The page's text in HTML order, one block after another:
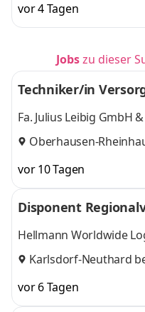
vor 4 Tagen
Jobszu dieser
Techniker/in
Fa. Julius Leibig GmbH
Oberhausen-
vor 10 Tagen
Disponent
Hellmann Worldwide
Karlsdorf-Neuthard
vor 6 Tagen